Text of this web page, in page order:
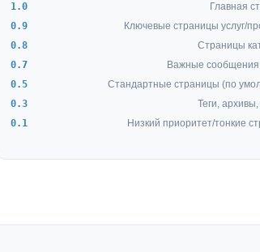
1.0
Главная
0.9
Ключевые страницы услуг/
0.8
Страницы
0.7
Важные сообщения
0.5
Стандартные страницы (по
0.3
Теги,
0.1
Низкий приоритет/тонкие